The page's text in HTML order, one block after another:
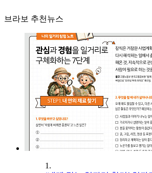
브라보 추천뉴스
1.